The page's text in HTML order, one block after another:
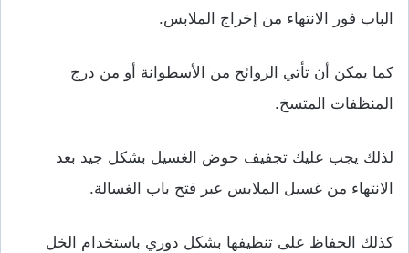
الباب فور الانتهاء من إخراج الملابس.
كما يمكن أن تأتي الروائح من الأسطوانة أو من درج
المنظفات المتسخ.
لذلك يجب عليك تجفيف حوض الغسيل بشكل جيد بعد
الانتهاء من غسيل الملابس عبر فتح باب الغسالة.
كذلك الحفاظ على تنظيفها بشكل دوري باستخدام الخل